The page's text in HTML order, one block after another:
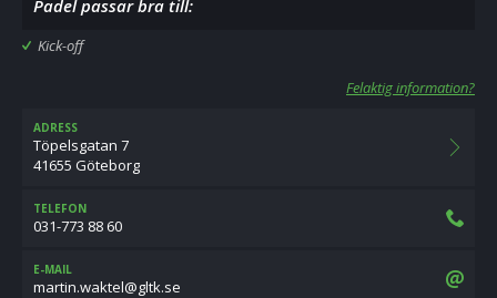
Padel passar bra till:
Kick-off
Felaktig information?
ADRESS
Töpelsgatan 7
41655 Göteborg
TELEFON
031-773 88 60
E-MAIL
es.ktlg@letkaw.nitram